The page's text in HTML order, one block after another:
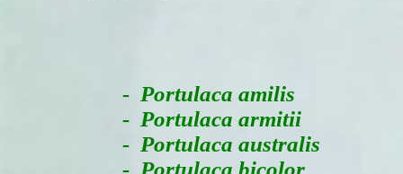
- Portulaca amilis
- Portulaca armitii
- Portulaca australis
- Portulaca bicolor